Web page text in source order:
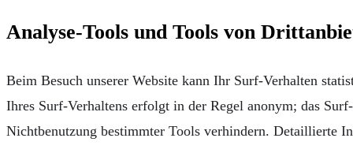
Analyse-Tools und Tools von
Beim Besuch unserer Website kann Ihr Surf-Verhalten
Ihres Surf-Verhaltens erfolgt in der Regel anonym; das
Nichtbenutzung bestimmter Tools verhindern. Detaillierte